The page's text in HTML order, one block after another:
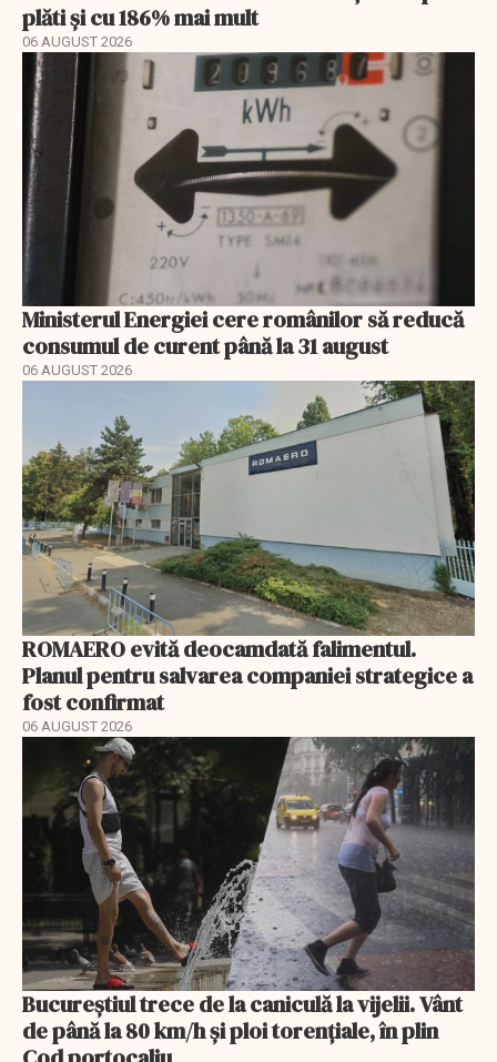
plăti și cu 186% mai mult
06 AUGUST 2026
Ministerul Energiei cere românilor să reducă
consumul de curent până la 31 august
06 AUGUST 2026
ROMAERO evită deocamdată falimentul.
Planul pentru salvarea companiei strategice a
fost confirmat
06 AUGUST 2026
Bucureștiul trece de la caniculă la vijelii. Vânt
de până la 80 km/h și ploi torențiale, în plin